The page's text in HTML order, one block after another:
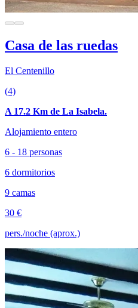
Casa de las ruedas
El Centenillo
(4)
A 17.2 Km de La Isabela.
Alojamiento entero
6 - 18 personas
6 dormitorios
9 camas
30 €
pers./noche (aprox.)